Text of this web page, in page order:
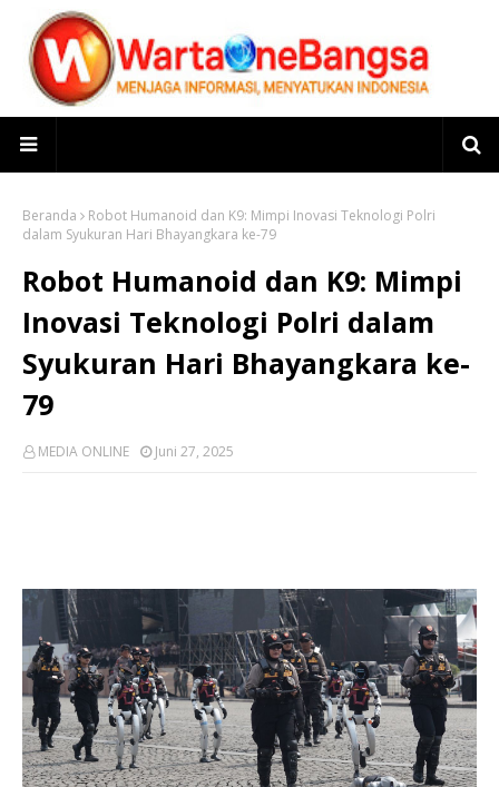
Beranda
Robot Humanoid dan K9: Mimpi Inovasi Teknologi Polri
dalam Syukuran Hari Bhayangkara ke-79
Robot Humanoid dan K9: Mimpi
Inovasi Teknologi Polri dalam
Syukuran Hari Bhayangkara ke-
79
MEDIA ONLINE Juni 27, 2025